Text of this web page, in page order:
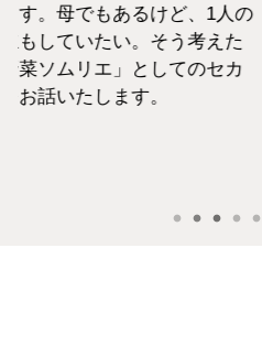
人の
た
カ
た日系CAが、なぜ海
どんな想いで海外に飛
経験をご紹介いたしま